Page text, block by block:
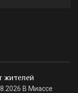
жителей
В Миассе